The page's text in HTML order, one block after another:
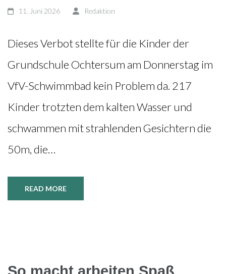
11. Juni 2026 Redaktion
Dieses Verbot stellte für die Kinder der
Grundschule Ochtersum am Donnerstag im
VfV-Schwimmbad kein Problem da. 217
Kinder trotzten dem kalten Wasser und
schwammen mit strahlenden Gesichtern die
50m, die…
READ MORE